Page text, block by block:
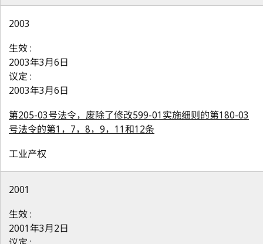
2003
生效 :
2003年3月6日
议定 :
2003年3月6日
第205-03号法令，废除了修改599-01实施细则的第180-03
号法令的第1，7，8，9，11和12条
工业产权
2001
生效 :
2001年3月2日